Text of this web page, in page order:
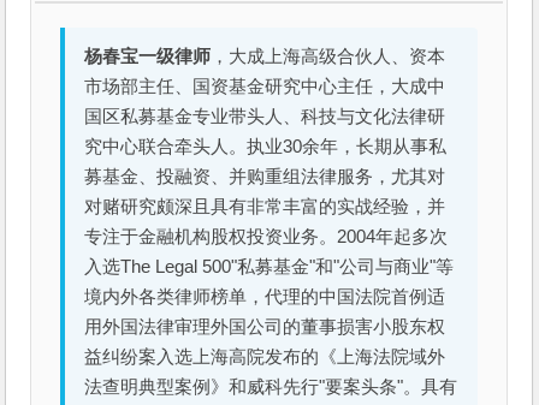
杨春宝一级律师 ，大成上海高级合伙人、资本
市场部主任、国资基金研究中心主任，大成中
国区私募基金专业带头人、科技与文化法律研
究中心联合牵头人。执业30余年，长期从事私
募基金、投融资、并购重组法律服务，尤其对
对赌研究颇深且具有非常丰富的实战经验，并
专注于金融机构股权投资业务。2004年起多次
入选The Legal 500"私募基金"和"公司与商业"等
境内外各类律师榜单，代理的中国法院首例适
用外国法律审理外国公司的董事损害小股东权
益纠纷案入选上海高院发布的《上海法院域外
法查明典型案例》和威科先行"要案头条"。具有